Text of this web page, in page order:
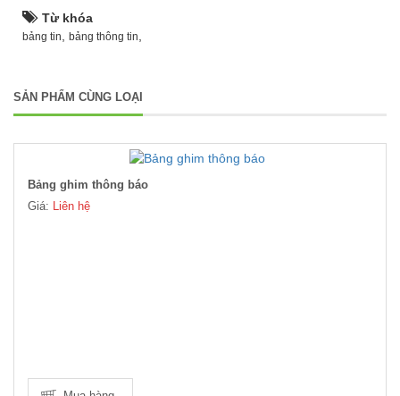
Từ khóa
bảng tin bảng thông tin
SẢN PHẨM CÙNG LOẠI
Bảng ghim thông báo
Giá: Liên hệ